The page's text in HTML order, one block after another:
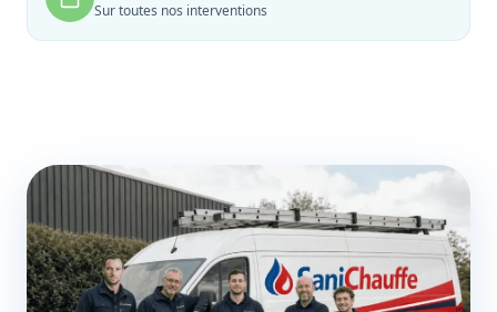
Sur toutes nos interventions